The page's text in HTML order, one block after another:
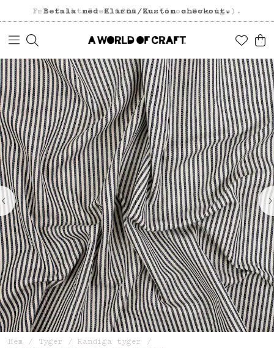
Fri frakt över 1200 kr (inom Sverige).
Betala med Klarna/Kustom checkout.
Hem Tyger
Randiga tyger